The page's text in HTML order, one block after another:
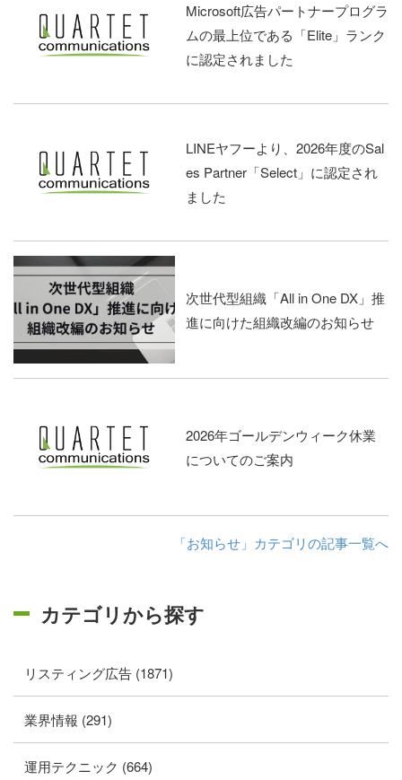
Microsoft広告パートナープログラ
ムの最上位である「Elite」ランク
に認定されました
LINEヤフーより、2026年度のSal
es Partner「Select」に認定され
ました
次世代型組織「All in One DX」推
進に向けた組織改編のお知らせ
2026年ゴールデンウィーク休業
についてのご案内
「お知らせ」カテゴリの記事一覧へ
カテゴリから探す
リスティング広告 (1871)
業界情報 (291)
運用テクニック (664)